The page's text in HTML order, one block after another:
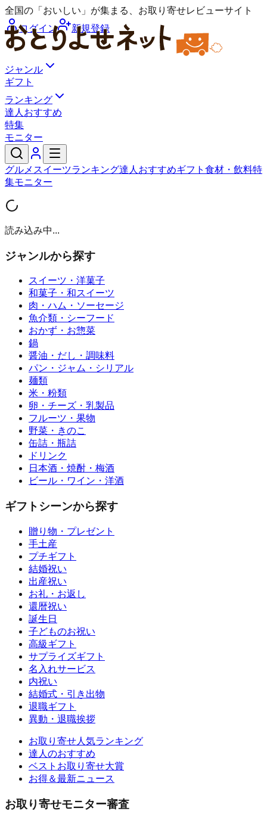
全国の「おいしい」が集まる、お取り寄せレビューサイト
ログイン
新規登録
ジャンル
ギフト
ランキング
達人おすすめ
特集
モニター
グルメ スイーツランキング達人おすすめギフト 食材・飲料特
集モニター
読み込み中...
ジャンルから探す
スイーツ・洋菓子
和菓子・和スイーツ
肉・ハム・ソーセージ
魚介類・シーフード
おかず・お惣菜
鍋
醤油・だし・調味料
パン・ジャム・シリアル
麺類
米・粉類
卵・チーズ・乳製品
フルーツ・果物
野菜・きのこ
缶詰・瓶詰
ドリンク
日本酒・焼酎・梅酒
ビール・ワイン・洋酒
ギフトシーンから探す
贈り物・プレゼント
手土産
プチギフト
結婚祝い
出産祝い
お礼・お返し
還暦祝い
誕生日
子どものお祝い
高級ギフト
サプライズギフト
名入れサービス
内祝い
結婚式・引き出物
退職ギフト
異動・退職挨拶
お取り寄せ人気ランキング
達人のおすすめ
ベストお取り寄せ大賞
お得＆最新ニュース
お取り寄せモニター審査